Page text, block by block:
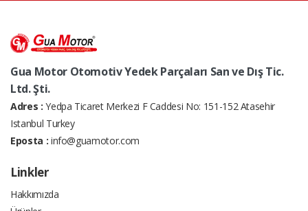
Gua Motor Otomotiv Yedek Parçaları San ve Dış Tic.
Ltd. Şti.
Adres : Yedpa Ticaret Merkezi F Caddesi No: 151-152 Atasehir
Istanbul Turkey
Eposta : info@guamotor.com
Linkler
Hakkımızda